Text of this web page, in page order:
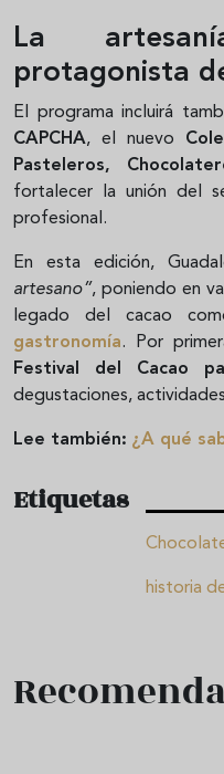
La
protagonista
El programa incluirá
CAPCHA, el nuevo
Pasteleros,
fortalecer la unión del
profesional.
En esta edición,
artesano”, poniendo en
legado del cacao
gastronomía. Por
Festival del Cacao
degustaciones,
Lee también: ¿A qué
Etiquetas
historia